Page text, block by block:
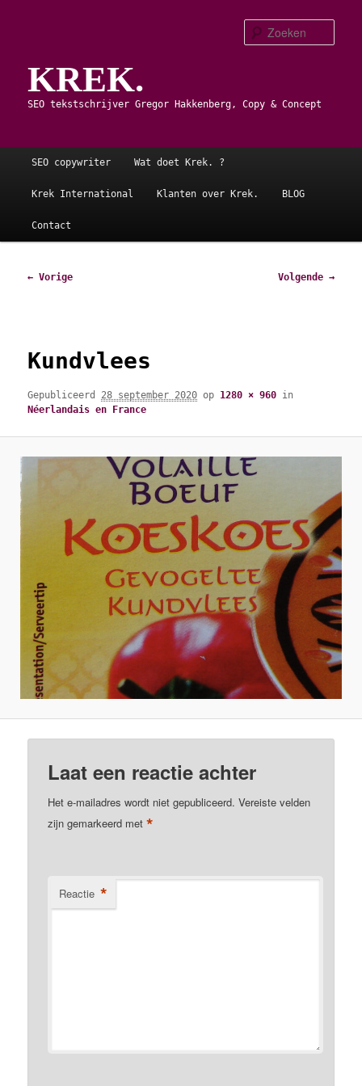
primaire
inhoudKREK.
SEO tekstschrijver Gregor Hakkenberg, Copy & Concept
Hoofdmenu
SEO copywriter Wat doet Krek. ?
Krek International Klanten over Krek. BLOG
Contact
Afbeeldingsnavigatie
← Vorige Volgende →
Kundvlees
Gepubliceerd 28 september 2020 op 1280 × 960 in
Néerlandais en France
Laat een reactie achter
Het e-mailadres wordt niet gepubliceerd. Vereiste velden
zijn gemarkeerd met*
Reactie *